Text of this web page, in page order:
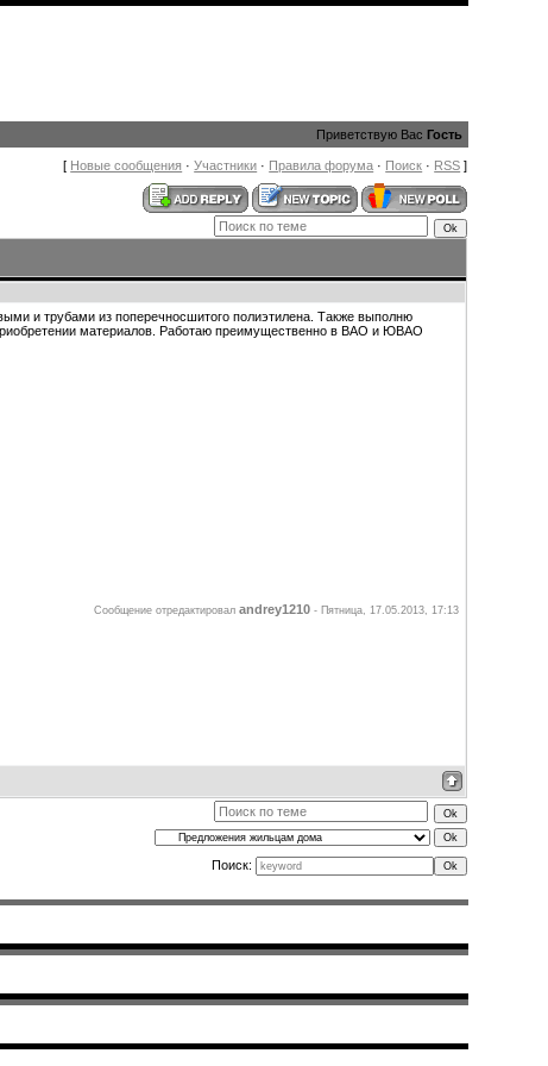
Приветствую Вас Гость
[ Новые сообщения ·Участники · Правила форума · Поиск · RSS ]
и трубами из поперечносшитого полиэтилена. Также выполню
материалов. Работаю преимущественно в ВАО и ЮВАО
Сообщение отредактировалandrey1210 - Пятница, 17.05.2013, 17:13
Поиск: